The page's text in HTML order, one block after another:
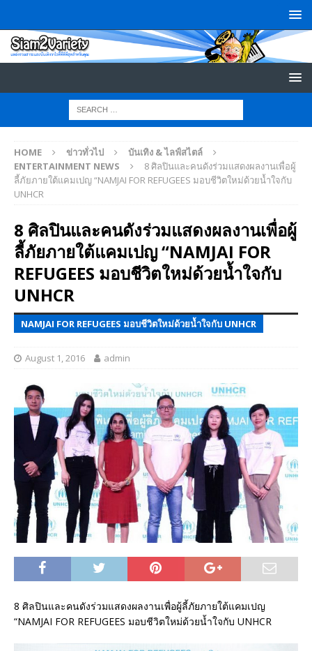
HOME ข่าวทั่วไป
บันเทิง & ไลฟ์สไตล์
ENTERTAINMENT NEWS
8 ศิลปินและคนดังร่วมแสดงผลงานเพื่อผู้
ลี้ภัยภายใต้แคมเปญ “NAMJAI FOR REFUGEES มอบชีวิตใหม่ด้วยน้ำใจกับ
UNHCR
8 ศิลปินและคนดังร่วมแสดงผลงานเพื่อผู้
ลี้ภัยภายใต้แคมเปญ “NAMJAI FOR
REFUGEES มอบชีวิตใหม่ด้วยน้ำใจกับ
UNHCR
NAMJAI FOR REFUGEES มอบชีวิตใหม่ด้วยน้ำใจกับ UNHCR
August 1, 2016 admin
8 ศิลปินและคนดังร่วมแสดงผลงานเพื่อผู้ลี้ภัยภายใต้แคมเปญ
“NAMJAI FOR REFUGEES มอบชีวิตใหม่ด้วยน้ำใจกับ UNHCR